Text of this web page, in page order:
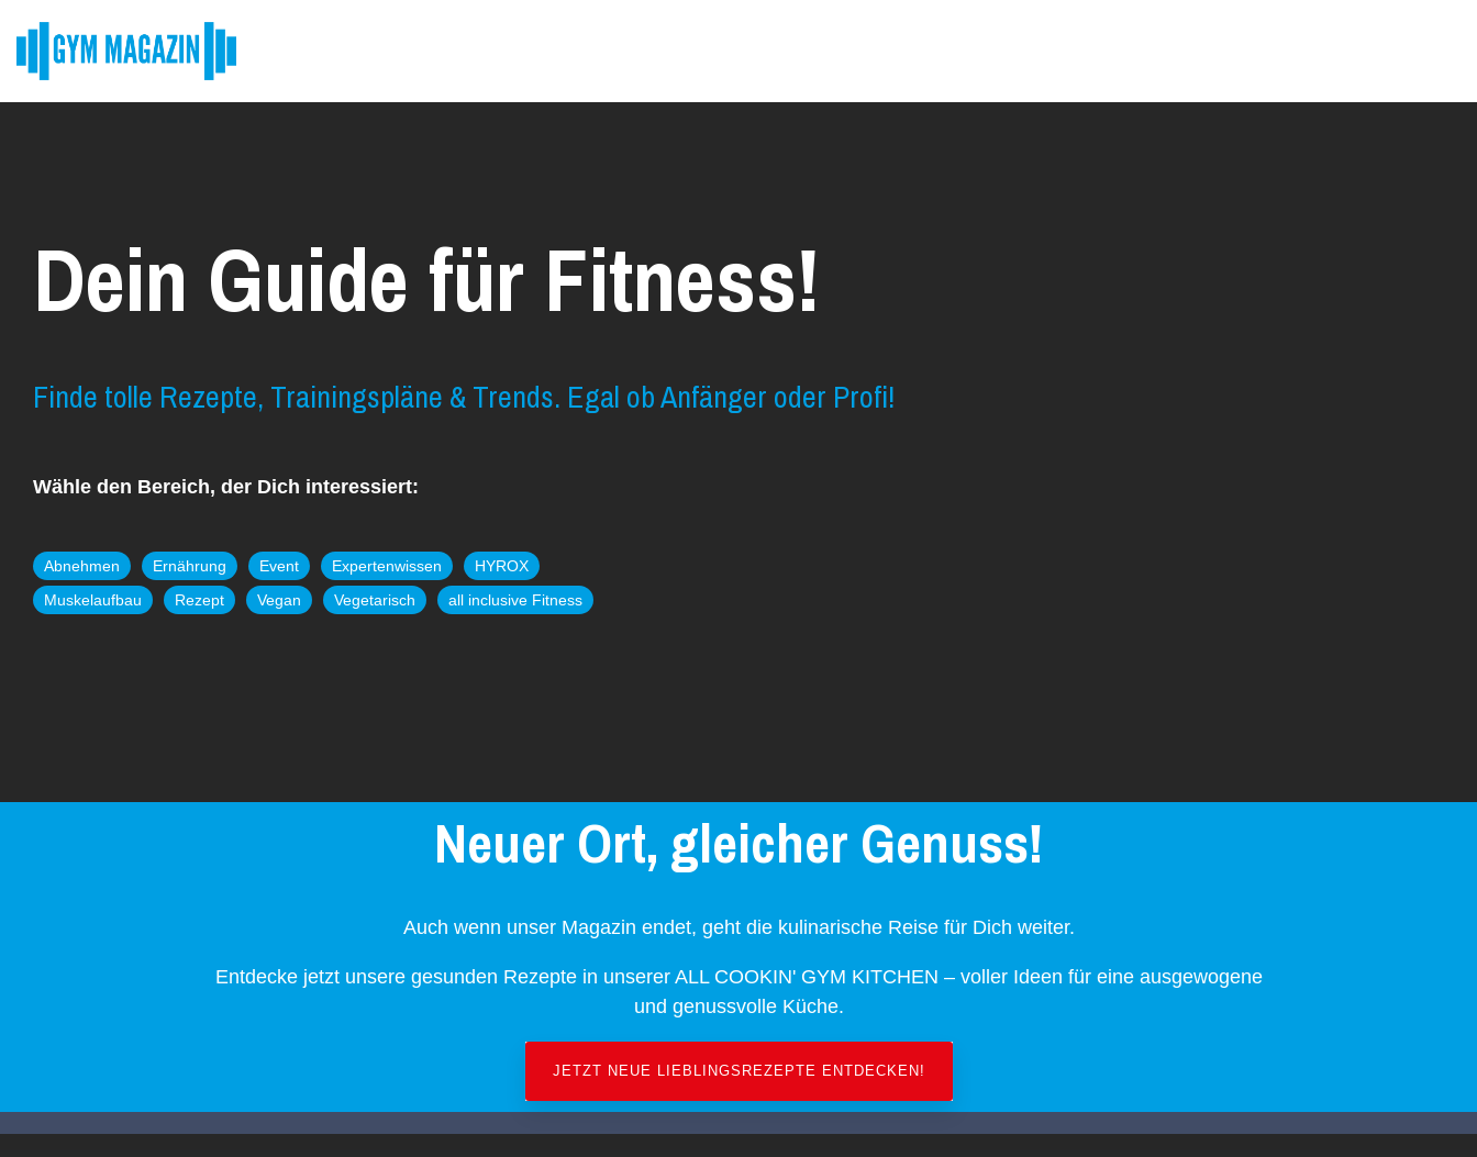
main
content.
Dein Guide für Fitness!
Finde tolle Rezepte, Trainingspläne & Trends. Egal ob Anfänger oder Profi!
Wähle den Bereich, der Dich interessiert:
Abnehmen Ernährung Event Expertenwissen
HYROX
Muskelaufbau
Rezept Vegan Vegetarisch all inclusive Fitness
Neuer Ort, gleicher Genuss!
Auch wenn unser Magazin endet, geht die kulinarische Reise für Dich weiter.
Entdecke jetzt unsere gesunden Rezepte in unserer ALL COOKIN' GYM KITCHEN – voller Ideen für eine ausgewogene
und genussvolle Küche.
JETZT NEUE LIEBLINGSREZEPTE ENTDECKEN!